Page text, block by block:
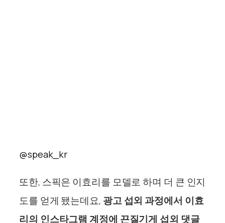
@speak_kr
또한, 스픽은 이효리를 모델로 하며 더 큰 인지
도를 얻게 됐는데요, 광고 섭외 과정에서 이효
리의 인스타그램 계정에 끈질기게 섭외 댓글